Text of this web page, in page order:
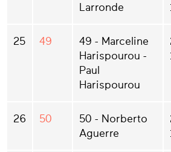
Larronde
25 49
49 - Marceline
Harispourou -
Paul
Harispourou
26 50
50 - Norberto
Aguerre